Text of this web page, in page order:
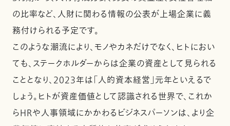
の比率など、人財に関わる情報の公表が上場企業に義
務付けられる予定です。
このような潮流により、モノやカネだけでなく、ヒトにおい
ても、ステークホルダーからは企業の資産として見られる
こととなり、2023年は「人的資本経営」元年といえるで
しょう。ヒトが資産価値として認識される世界で、これか
らHRや人事領域にかかわるビジネスパーソンは、より企